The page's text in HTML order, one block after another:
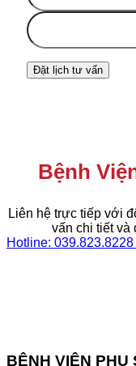
Bệnh
Liên hệ trực tiếp với
vấn chi tiết và
Hotline: 039.823.8228
BỆNH VIỆN PHỤ